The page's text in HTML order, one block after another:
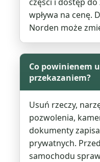
wpływa na cenę.
Norden może
Co powinienem
przekazaniem?
Usuń rzeczy,
pozwolenia,
dokumenty
prywatnych.
samochodu